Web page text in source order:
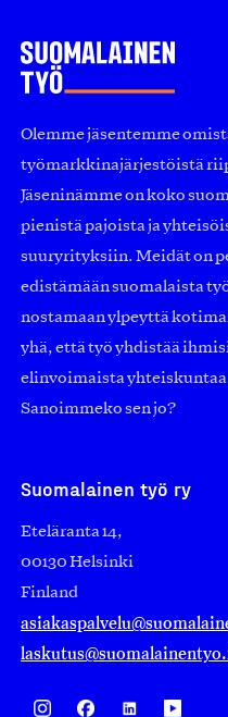
Olemme jäsentemme
työmarkkinajärjestöistä
Jäseninämme on koko
pienistä pajoista ja
suuryrityksiin. Meidät on
edistämään suomalaista
nostamaan ylpeyttä
yhä, että työ yhdistää
elinvoimaista
Sanoimmeko sen jo?
Suomalainen työ ry
Eteläranta 14,
00130 Helsinki
Finland